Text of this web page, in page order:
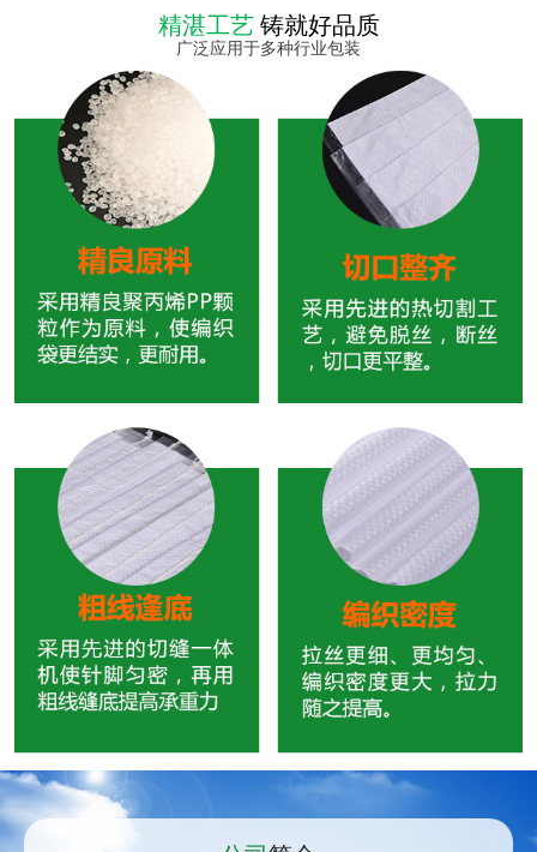
精湛工艺铸就好品质
广泛应用于多种行业包装